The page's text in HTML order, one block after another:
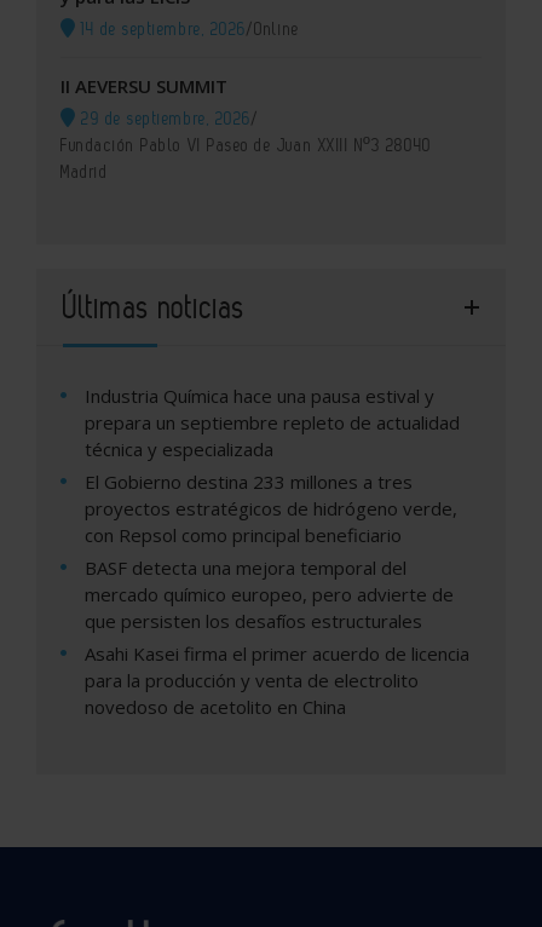
14 de septiembre, 2026/Online
II AEVERSU SUMMIT
29 de septiembre, 2026/
Fundación Pablo VI Paseo de Juan XXIII Nº3 28040
Madrid
Últimas noticias
Industria Química hace una pausa estival y
prepara un septiembre repleto de actualidad
técnica y especializada
El Gobierno destina 233 millones a tres
proyectos estratégicos de hidrógeno verde,
con Repsol como principal beneficiario
BASF detecta una mejora temporal del
mercado químico europeo, pero advierte de
que persisten los desafíos estructurales
Asahi Kasei firma el primer acuerdo de licencia
para la producción y venta de electrolito
novedoso de acetolito en China